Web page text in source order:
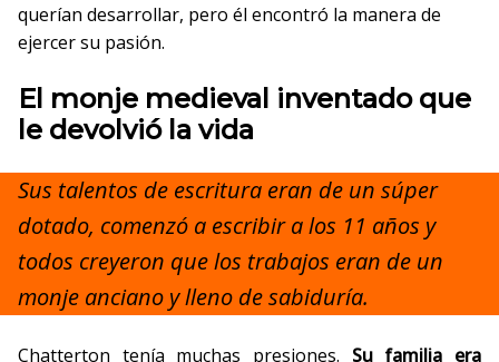
querían desarrollar, pero él encontró la manera de
ejercer su pasión.
El monje medieval inventado que
le devolvió la vida
Sus talentos de escritura eran de un súper
dotado, comenzó a escribir a los 11 años y
todos creyeron que los trabajos eran de un
monje anciano y lleno de sabiduría.
Chatterton tenía muchas presiones. Su familia era